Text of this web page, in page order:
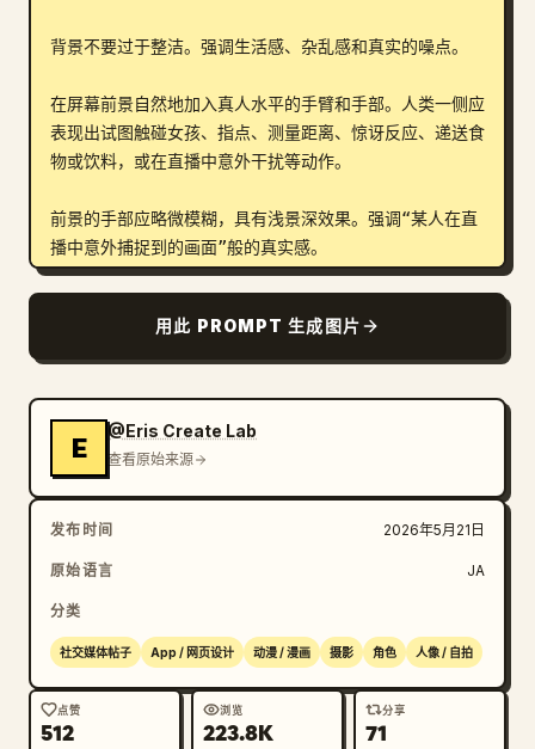
背景不要过于整洁。强调生活感、杂乱感和真实的噪点。
在屏幕前景自然地加入真人水平的手臂和手部。人类一侧应
表现出试图触碰女孩、指点、测量距离、惊讶反应、递送食
物或饮料，或在直播中意外干扰等动作。
前景的手部应略微模糊，具有浅景深效果。强调“某人在直
播中意外捕捉到的画面”般的真实感。
完美的构图。不要有夸张的发光效果。避免 AI 特有的光
泽渲染。不要堆砌过多信息。
直播 UI 应包含评论区、同时在线人数、LIVE 显示、点
赞、礼物通知等。评论区应有充满怀疑的真实反应。
自然地统一光影。匹配背景和角色的环境光，如自然光、路
灯、便利店灯光、显示器光等。
传感器噪点、轻微的 JPEG 压缩感、自然的曝光、弱色
差、轻微的镜头光晕、类似自动对焦的氛围、轻微的相机抖
目击直播截图”那种偶然感，而非完美的作品。
用此 PROMPT 生成图片
E
@Eris Create Lab
查看原始来源
发布时间 2026年5月21日
原始语言 JA
分类
社交媒体帖子 App / 网页设计 动漫 / 漫画 摄影 角色 人像 / 自拍
点赞
512
浏览
223.8K
分享
71